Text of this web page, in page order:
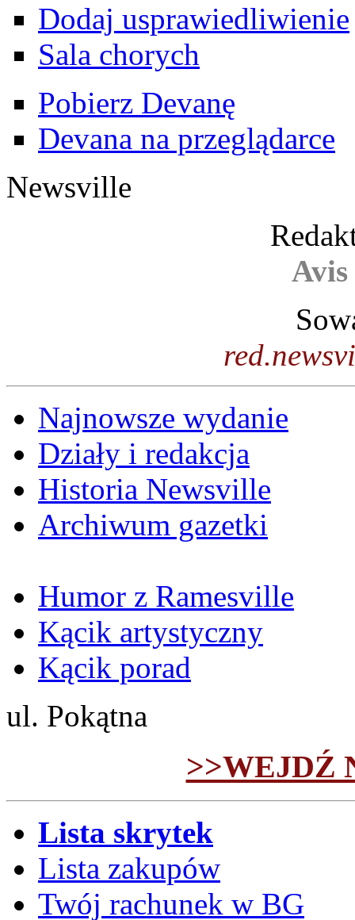
Dodaj usprawiedliwienie
Sala chorych
Pobierz Devanę
Devana na przeglądarce
Newsville
Najnowsze wydanie
Działy i redakcja
Historia Newsville
Archiwum gazetki
Humor z Ramesville
Kącik artystyczny
Kącik porad
ul. Pokątna
>>WEJDŹ
Lista skrytek
Lista zakupów
Twój rachunek w BG